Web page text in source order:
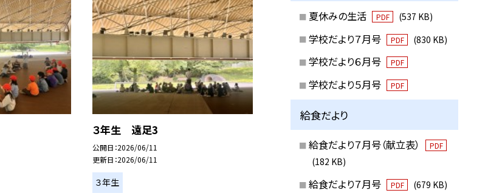
３年生 遠足3
公開日 2026/06/11
更新日 2026/06/11
３年生
夏休みの生活 PDF (537 KB)
学校だより７月号 PDF (830 KB)
学校だより６月号 PDF
学校だより５月号 PDF
給食だより
給食だより７月号（献立表） PDF
(182 KB)
給食だより７月号 PDF (679 KB)